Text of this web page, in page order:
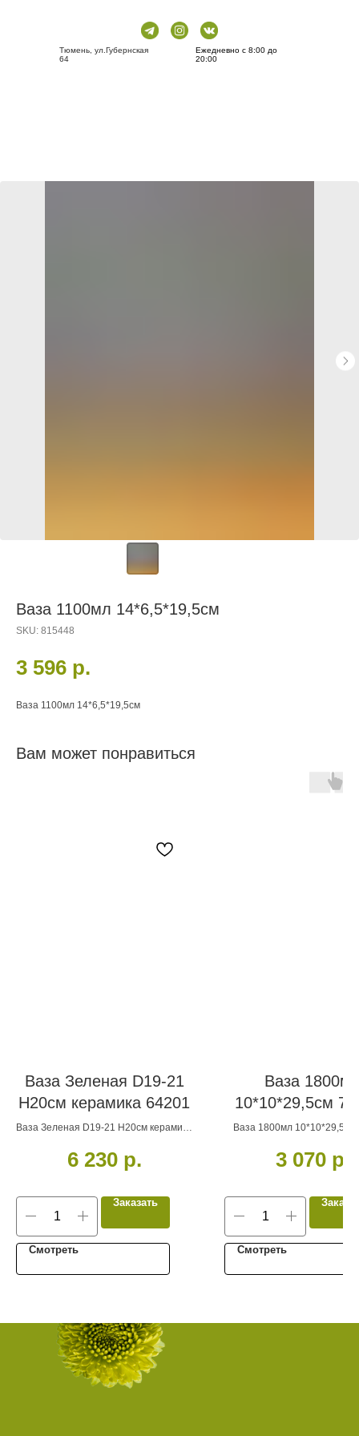
Тюмень, ул.Губернская
64
Ежедневно с 8:00 до
20:00
Ваза 1100мл 14*6,5*19,5см
SKU: 815448
3 596 р.
Ваза 1100мл 14*6,5*19,5см
Вам может понравиться
Ваза Зеленая D19-21
Н20см керамика 64201
Ваза Зеленая D19-21 Н20см керамика
6 230 р.
Заказать
Смотреть
Ваза
10*10*29,5см
Ваза 1800мл 10*10*29,5см
3 070 р.
Смотреть